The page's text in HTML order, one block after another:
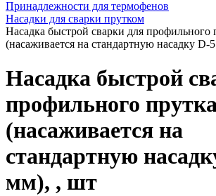
Принадлежности для термофенов
Насадки для сварки прутком
Насадка быстрой сварки для профильного
(насаживается на стандартную насадку
Насадка быстрой
профильного
(насаживается на
стандартную
мм), , шт